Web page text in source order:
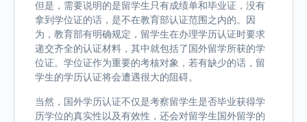
但是，需要说明的是留学生只有成绩单和毕业证，没有
拿到学位证的话，是不在教育部认证范围之内的。因
为，教育部有明确规定，留学生在办理学历认证时要求
递交齐全的认证材料，其中就包括了国外留学所获的学
位证。学位证作为重要的考核对象，若有缺少的话，留
学生的学历认证将会遭遇很大的阻碍。
当然，国外学历认证不仅是考察留学生是否毕业获得学
历学位的真实性以及有效性，还会对留学生国外留学的